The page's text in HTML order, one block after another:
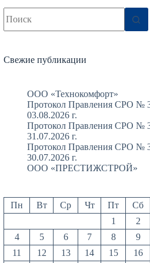
не
найдено
Свежие публикации
ООО «Технокомфорт»
Протокол Правления СРО №
03.08.2026 г.
Протокол Правления СРО №
31.07.2026 г.
Протокол Правления СРО №
30.07.2026 г.
ООО «ПРЕСТИЖСТРОЙ»
Пн Вт Ср Чт Пт Сб
1
2
4
5 6 7 8 9
11
12 13 14 15 16